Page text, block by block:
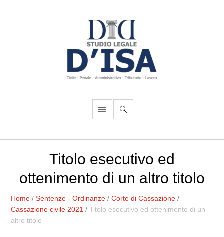
Titolo esecutivo ed
ottenimento di un altro titolo
Home /Sentenze - Ordinanze /Corte di Cassazione /
Cassazione civile 2021 /Titolo esecutivo ed ottenimento di un
altro titolo